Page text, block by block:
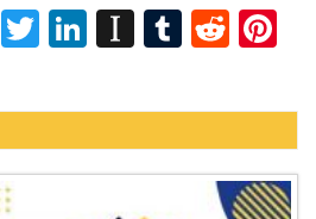
Facebook
Twitter
LinkedIn
Instapaper
Tumblr